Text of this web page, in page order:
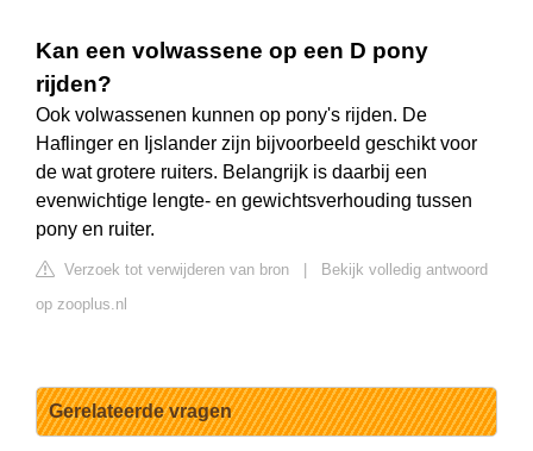
Kan een volwassene op een D pony
rijden?
Ook volwassenen kunnen op pony's rijden. De
Haflinger en Ijslander zijn bijvoorbeeld geschikt voor
de wat grotere ruiters. Belangrijk is daarbij een
evenwichtige lengte- en gewichtsverhouding tussen
pony en ruiter.
Verzoek tot verwijderen van bron
Bekijk volledig antwoord
op zooplus.nl
Gerelateerde vragen